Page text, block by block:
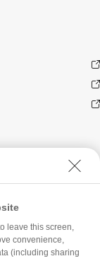
leave this screen,
convenience,
(including sharing